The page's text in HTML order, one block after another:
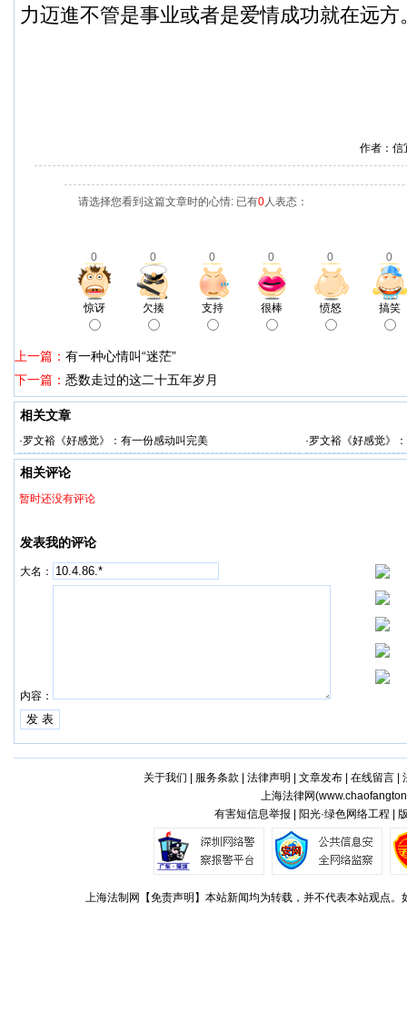
力迈進不管是事业或者是爱情成功就在远方
作者：
请选择您看到这篇文章时的心情: 已有0人表态：
0 0 0 0 0 0
惊讶 欠揍 支持 很棒 愤怒 搞笑
上一篇： 有一种心情叫“迷茫”
下一篇： 悉数走过的这二十五年岁月
相关文章
·罗文裕《好感觉》：有一份感动叫完美 ·罗文裕《好感觉》
相关评论
暂时还没有评论
发表我的评论
大名：
内容：
关于我们 服务条款 法律声明 文章发布| 在线留言|
上海法律网(
有害短信息举报 | 阳光·绿色网络工程 |
上海法制网【免责声明】本站新闻均为转载，并不代表本站观点